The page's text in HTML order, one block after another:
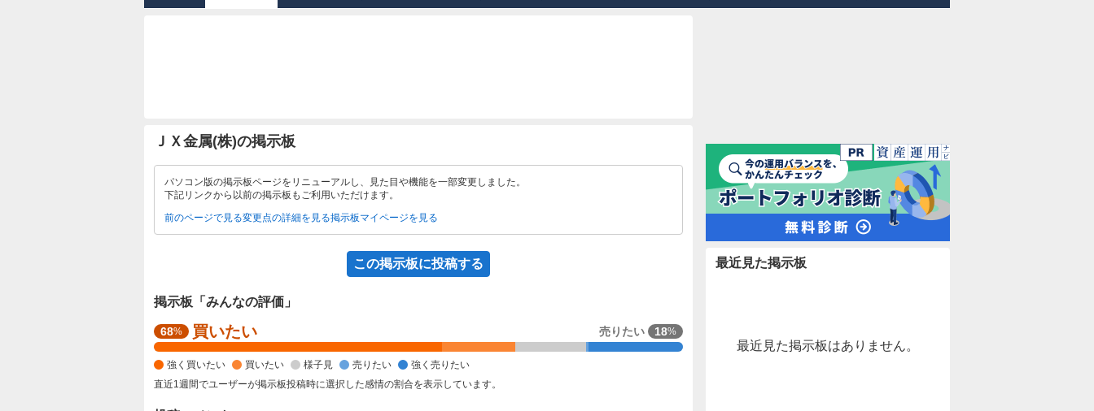
ＪＸ金属(株)の掲示板
パソコン版の掲示板ページをリニューアルし、見た目や機能を一部変更しました。
下記リンクから以前の掲示板もご利用いただけます。
前のページで見る変更点の詳細を見る掲示板マイページを見る
この掲示板に投稿する
掲示板「みんなの評価」
強
く
買
い
68% 買いたい 売りたい 18%
強く買いたい 買いたい 様子見 売りたい
強く売りたい
直近1週間でユーザーが掲示板投稿時に選択した感情の割合を表示しています。
最近見た掲示板
最近見た掲示板はありません。